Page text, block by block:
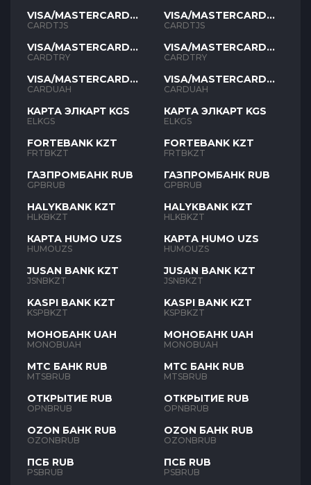
VISA/MASTERCARD
TJS
CARDTJS
VISA/MASTERCARD
TYR
CARDTRY
VISA/MASTERCARD
UAH
CARDUAH
КАРТА ЭЛКАРТ KGS
ELKGS
FORTEBANK KZT
FRTBKZT
ГАЗПРОМБАНК RUB
GPBRUB
HALYKBANK KZT
HLKBKZT
КАРТА HUMO UZS
HUMOUZS
JUSAN BANK KZT
JSNBKZT
KASPI BANK KZT
KSPBKZT
МОНОБАНК UAH
MONOBUAH
МТС БАНК RUB
MTSBRUB
ОТКРЫТИЕ RUB
OPNBRUB
OZON БАНК RUB
OZONBRUB
ПСБ RUB
PSBRUB
VISA/MASTERCARD
TJS
CARDTJS
VISA/MASTERCARD
TYR
CARDTRY
VISA/MASTERCARD
UAH
CARDUAH
КАРТА ЭЛКАРТ KGS
ELKGS
FORTEBANK KZT
FRTBKZT
ГАЗПРОМБАНК RUB
GPBRUB
HALYKBANK KZT
HLKBKZT
КАРТА HUMO UZS
HUMOUZS
JUSAN BANK KZT
JSNBKZT
KASPI BANK KZT
KSPBKZT
МОНОБАНК UAH
MONOBUAH
МТС БАНК RUB
MTSBRUB
ОТКРЫТИЕ RUB
OPNBRUB
OZON БАНК RUB
OZONBRUB
ПСБ RUB
PSBRUB